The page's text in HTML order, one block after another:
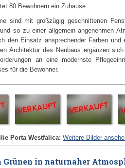
80 Bewohnern ein Zuhause.
sind mit großzügig geschnittenen
so zu einer allgemein angenehmen
den Einsatz ansprechender Farben und
Architektur des Neubaus ergänzen
an eine modernste
für die Bewohner.
Porta Westfalica: Weitere Bilder
Grünen in naturnaher